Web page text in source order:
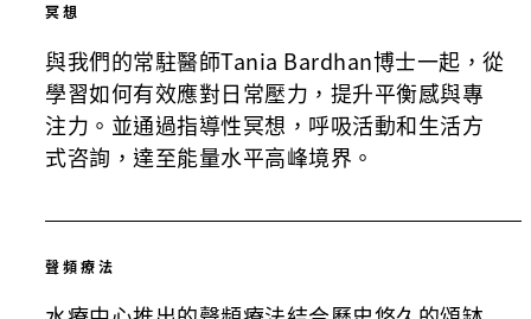
冥想
與我們的常駐醫師Tania Bardhan博士一起，從
學習如何有效應對日常壓力，提升平衡感與專
注力。並通過指導性冥想，呼吸活動和生活方
式咨詢，達至能量水平高峰境界。
聲頻療法